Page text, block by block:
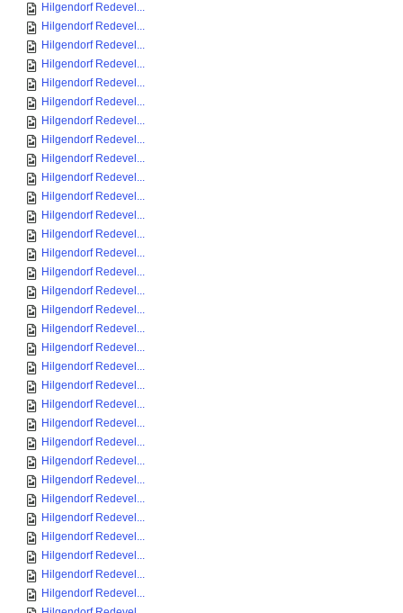
Hilgendorf Redevel...
Hilgendorf Redevel...
Hilgendorf Redevel...
Hilgendorf Redevel...
Hilgendorf Redevel...
Hilgendorf Redevel...
Hilgendorf Redevel...
Hilgendorf Redevel...
Hilgendorf Redevel...
Hilgendorf Redevel...
Hilgendorf Redevel...
Hilgendorf Redevel...
Hilgendorf Redevel...
Hilgendorf Redevel...
Hilgendorf Redevel...
Hilgendorf Redevel...
Hilgendorf Redevel...
Hilgendorf Redevel...
Hilgendorf Redevel...
Hilgendorf Redevel...
Hilgendorf Redevel...
Hilgendorf Redevel...
Hilgendorf Redevel...
Hilgendorf Redevel...
Hilgendorf Redevel...
Hilgendorf Redevel...
Hilgendorf Redevel...
Hilgendorf Redevel...
Hilgendorf Redevel...
Hilgendorf Redevel...
Hilgendorf Redevel...
Hilgendorf Redevel...